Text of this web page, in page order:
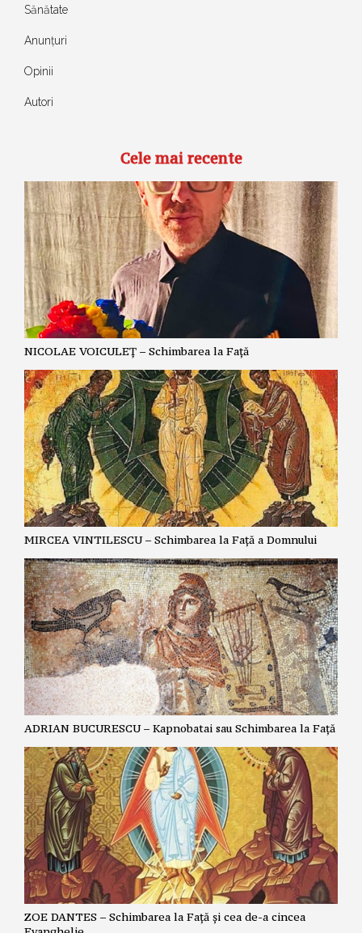
Sănătate
Anunțuri
Opinii
Autori
Cele mai recente
NICOLAE VOICULEȚ – Schimbarea la Față
MIRCEA VINTILESCU – Schimbarea la Față a Domnului
ADRIAN BUCURESCU – Kapnobatai sau Schimbarea la Față
ZOE DANTES – Schimbarea la Față și cea de-a cincea